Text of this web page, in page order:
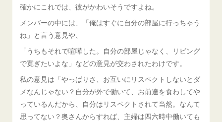
確かにこれでは、彼がかわいそうですよね。
メンバーの中には、「俺はすぐに自分の部屋に行っちゃう
ね」と言う意見や、
「うちもそれで喧嘩した。自分の部屋じゃなく、リビング
で寛ぎたいよな」などの意見が交わされたわけです。
私の意見は「やっぱりさ、お互いにリスペクトしないとダ
メなんじゃない？自分が外で働いて、お前達を食わしてや
っているんだから、自分はリスペクトされて当然。なんて
思ってない？奥さんからすれば、主婦は四六時中働いても